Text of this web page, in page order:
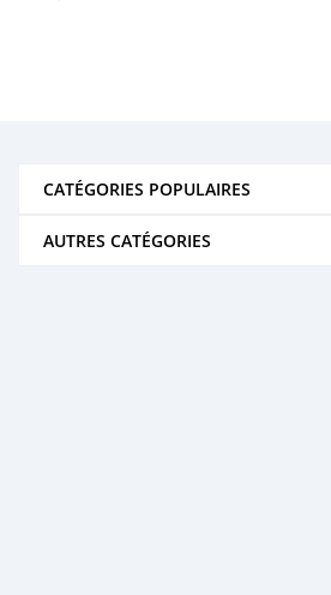
CATÉGORIES POPULAIRES
AUTRES CATÉGORIES